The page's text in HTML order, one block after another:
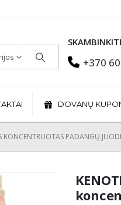
+370
DOVANŲ
KONCENTRUOTAS PADANGŲ